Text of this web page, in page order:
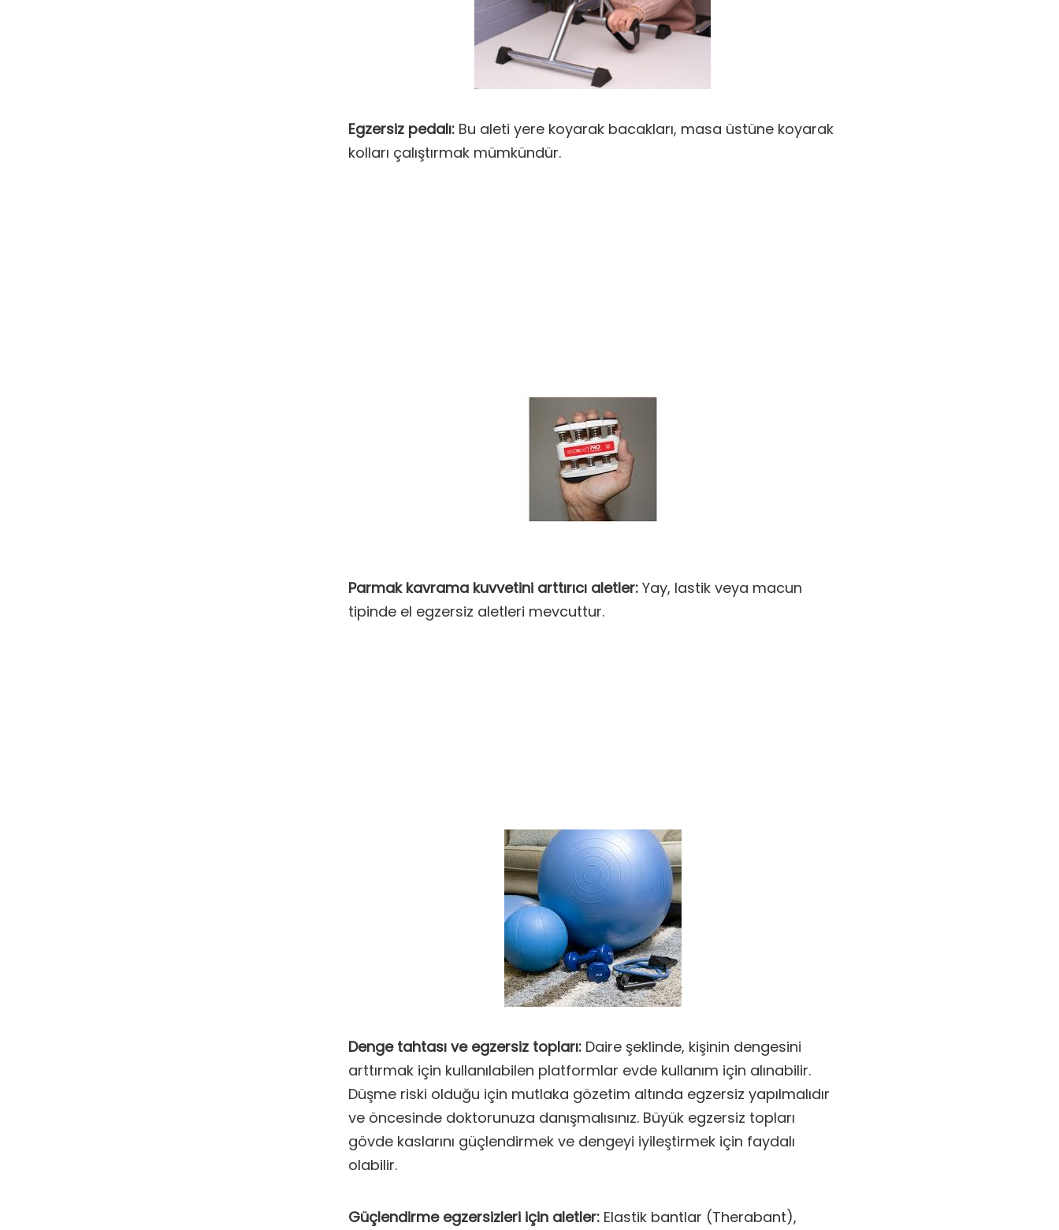
Egzersiz pedalı: Bu aleti yere koyarak bacakları, masa üstüne koyarak
kolları çalıştırmak mümkündür.
Parmak kavrama kuvvetini arttırıcı aletler: Yay, lastik veya macun
tipinde el egzersiz aletleri mevcuttur.
Denge tahtası ve egzersiz topları: Daire şeklinde, kişinin dengesini
arttırmak için kullanılabilen platformlar evde kullanım için alınabilir.
Düşme riski olduğu için mutlaka gözetim altında egzersiz yapılmalıdır
ve öncesinde doktorunuza danışmalısınız. Büyük egzersiz topları
gövde kaslarını güçlendirmek ve dengeyi iyileştirmek için faydalı
olabilir.
Güçlendirme egzersizleri için aletler: Elastik bantlar (Therabant),